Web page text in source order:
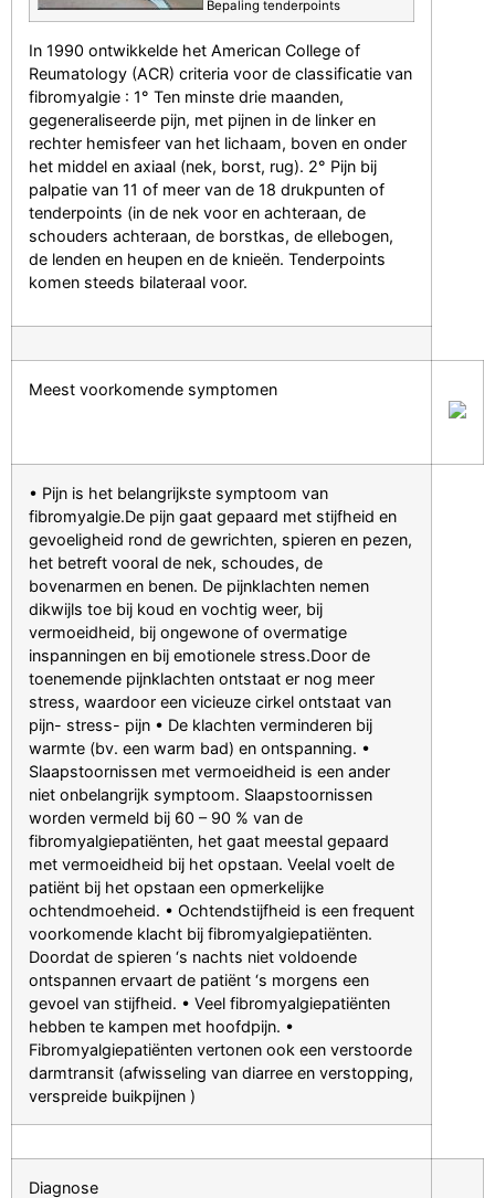
Bepaling tenderpoints
In 1990 ontwikkelde het American College of
Reumatology (ACR) criteria voor de classificatie van
fibromyalgie : 1° Ten minste drie maanden,
gegeneraliseerde pijn, met pijnen in de linker en
rechter hemisfeer van het lichaam, boven en onder
het middel en axiaal (nek, borst, rug). 2° Pijn bij
palpatie van 11 of meer van de 18 drukpunten of
tenderpoints (in de nek voor en achteraan, de
schouders achteraan, de borstkas, de ellebogen,
de lenden en heupen en de knieën. Tenderpoints
komen steeds bilateraal voor.
Meest voorkomende symptomen
• Pijn is het belangrijkste symptoom van
fibromyalgie.De pijn gaat gepaard met stijfheid en
gevoeligheid rond de gewrichten, spieren en pezen,
het betreft vooral de nek, schoudes, de
bovenarmen en benen. De pijnklachten nemen
dikwijls toe bij koud en vochtig weer, bij
vermoeidheid, bij ongewone of overmatige
inspanningen en bij emotionele stress.Door de
toenemende pijnklachten ontstaat er nog meer
stress, waardoor een vicieuze cirkel ontstaat van
pijn- stress- pijn • De klachten verminderen bij
warmte (bv. een warm bad) en ontspanning. •
Slaapstoornissen met vermoeidheid is een ander
niet onbelangrijk symptoom. Slaapstoornissen
worden vermeld bij 60 – 90 % van de
fibromyalgiepatiënten, het gaat meestal gepaard
met vermoeidheid bij het opstaan. Veelal voelt de
patiënt bij het opstaan een opmerkelijke
ochtendmoeheid. • Ochtendstijfheid is een frequent
voorkomende klacht bij fibromyalgiepatiënten.
Doordat de spieren ‘s nachts niet voldoende
ontspannen ervaart de patiënt ‘s morgens een
gevoel van stijfheid. • Veel fibromyalgiepatiënten
hebben te kampen met hoofdpijn. •
Fibromyalgiepatiënten vertonen ook een verstoorde
darmtransit (afwisseling van diarree en verstopping,
verspreide buikpijnen )
Diagnose